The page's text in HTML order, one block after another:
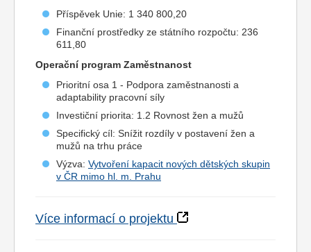
Příspěvek Unie: 1 340 800,20
Finanční prostředky ze státního rozpočtu: 236
611,80
Operační program Zaměstnanost
Prioritní osa 1 - Podpora zaměstnanosti a
adaptability pracovní síly
Investiční priorita: 1.2 Rovnost žen a mužů
Specifický cíl: Snížit rozdíly v postavení žen a
mužů na trhu práce
Výzva: Vytvoření kapacit nových dětských skupin
v ČR mimo hl. m. Prahu
Více informací o projektu